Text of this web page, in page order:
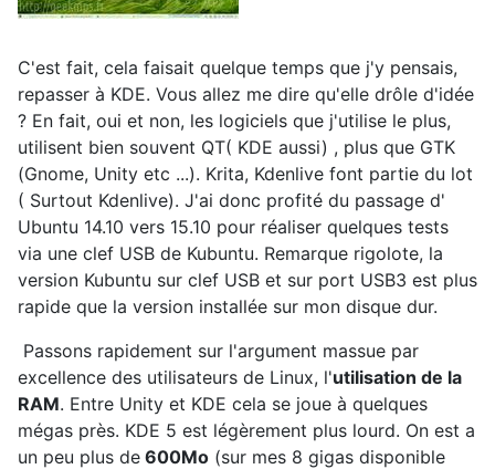
C'est fait, cela faisait quelque temps que j'y pensais,
repasser à KDE. Vous allez me dire qu'elle drôle d'idée
? En fait, oui et non, les logiciels que j'utilise le plus,
utilisent bien souvent QT( KDE aussi) , plus que GTK
(Gnome, Unity etc ...). Krita, Kdenlive font partie du lot
( Surtout Kdenlive). J'ai donc profité du passage d'
Ubuntu 14.10 vers 15.10 pour réaliser quelques tests
via une clef USB de Kubuntu. Remarque rigolote, la
version Kubuntu sur clef USB et sur port USB3 est plus
rapide que la version installée sur mon disque dur.
Passons rapidement sur l'argument massue par
excellence des utilisateurs de Linux, l'utilisation de la
RAM. Entre Unity et KDE cela se joue à quelques
mégas près. KDE 5 est légèrement plus lourd. On est a
un peu plus de 600Mo (sur mes 8 gigas disponible